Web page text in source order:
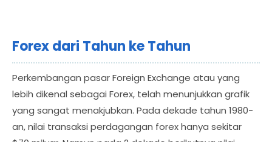
Forex dari Tahun ke Tahun
Perkembangan pasar Foreign Exchange atau yang
lebih dikenal sebagai Forex, telah menunjukkan grafik
yang sangat menakjubkan. Pada dekade tahun 1980-
an, nilai transaksi perdagangan forex hanya sekitar